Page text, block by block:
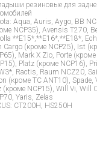
резиновые для
Aqua, Auris, Aygo, BB
NCP35), Avensis T270,
**E15*,**E16*,**E18*,
Cargo (кроме NCP25), Ist
Mark X Zio, Porte (кроме
Platz (кроме NCP16),
Ractis, Raum NCZ20,
(кроме TC ANT10), Spade,
(кроме NCP15), Will Vi, Will
Yaris, Zelas
CT200H, HS250H